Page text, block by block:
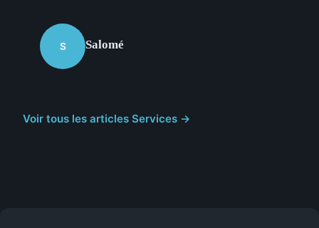
S Salomé
Voir tous les articles Services →